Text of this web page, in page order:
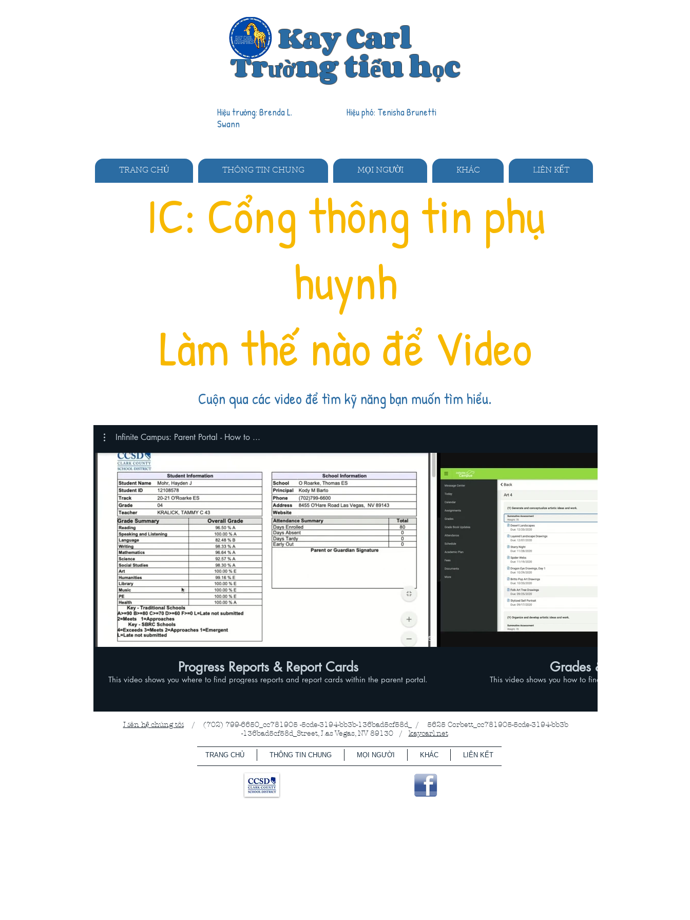
Kay Carl
Trường tiểu học
Hiệu trưởng: Brenda L.
Swann
Hiệu phó: Tenisha Brunetti
TRANG CHỦ THÔNG TIN CHUNG MỌI NGƯỜI KHÁC LIÊN KẾT
IC: Cổng thông tin phụ
huynh
Làm thế nào để Video
Cuộn qua các video để tìm kỹ năng bạn muốn tìm hiểu.
Infinite Campus: Parent Portal - How to ...
Phát video
01:52
Progress Reports & Report Cards
This video shows you where to find progress reports and report cards within the parent portal.
Grades & Assignments
This video shows you how to find your students grades
Liên hệ chúng tôi/ (702) 799-6650_cc781905 -5cde-3194-bb3b-136bad5cf58d_ / 5625 Corbett_cc781905-5cde-3194-bb3b
-136bad5cf58d_Street, Las Vegas, NV 89130 / kaycarl.net
TRANG CHỦ THÔNG TIN CHUNG MỌI NGƯỜI KHÁC LIÊN KẾT